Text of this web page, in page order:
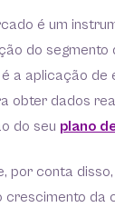
é um
do segmento
a aplicação de
obter dados
do seu plano
por conta
crescimento da